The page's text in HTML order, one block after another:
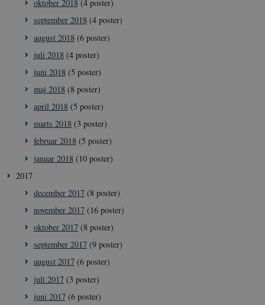
oktober 2018(4 poster)
september 2018(4 poster)
august 2018(6 poster)
juli 2018(4 poster)
juni 2018(5 poster)
maj 2018(8 poster)
april 2018(5 poster)
marts 2018(3 poster)
februar 2018(5 poster)
januar 2018(10 poster)
2017
december 2017(8 poster)
november 2017(16 poster)
oktober 2017(8 poster)
september 2017(9 poster)
august 2017(6 poster)
juli 2017(3 poster)
juni 2017(6 poster)
__cf_bm
__Secure-
9HhVKGisoSkjZJef_EA
CookieScriptConsent